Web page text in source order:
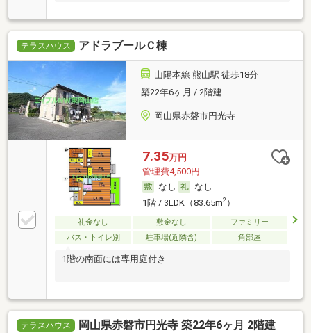
テラスハウス アドラブールＣ棟
山陽本線 熊山駅 徒歩18分
築22年6ヶ月 / 2階建
岡山県赤磐市円光寺
7.35万円
管理費4,500円
なし
なし
1階 / 3LDK（83.65m2）
礼金なし 敷金なし
ファミリー
バス・トイレ別
駐車場(近隣含) 角部屋
1階の南面には専用庭付き
テラスハウス 岡山県赤磐市円光寺 築22年6ヶ月 2階建